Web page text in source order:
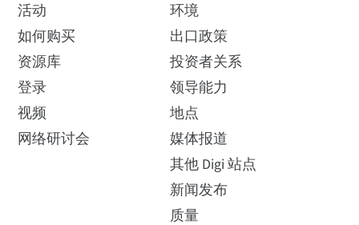
活动
如何购买
资源库
登录
视频
网络研讨会
环境
出口政策
投资者关系
领导能力
地点
媒体报道
其他 Digi 站点
新闻发布
质量